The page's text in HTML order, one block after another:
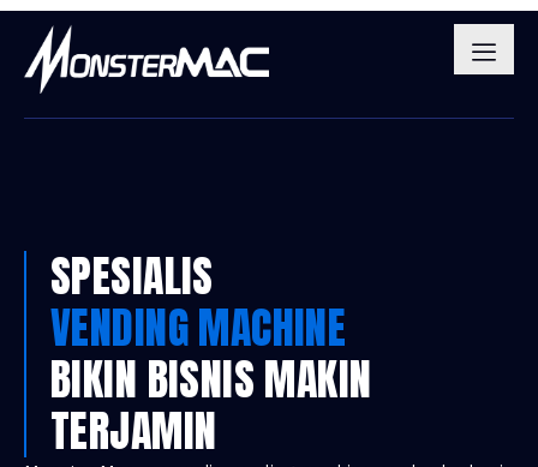
SPESIALIS
VENDING MACHINE
BIKIN BISNIS MAKIN
TERJAMIN